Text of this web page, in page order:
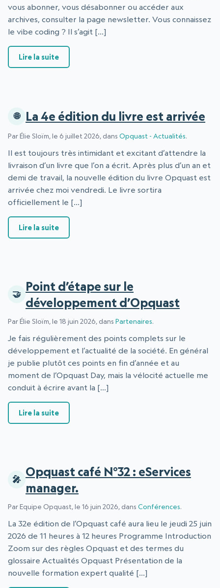
vous abonner, vous désabonner ou accéder aux
archives, consulter la page newsletter. Vous connaissez
le vibe coding ? Il s’agit […]
Lire la suite: Edito newsletter N°130 – Vibe coding : le
La 4e édition du livre est arrivée
Par Élie Sloïm, le 6 juillet 2026, dans Opquast - Actualités.
Il est toujours très intimidant et excitant d’attendre la
livraison d’un livre que l’on a écrit. Après plus d’un an et
demi de travail, la nouvelle édition du livre Opquast est
arrivée chez moi vendredi. Le livre sortira
officiellement le […]
Lire la suite: La 4e édition du livre est arrivée
Point d’étape sur le
développement d’Opquast
Par Élie Sloïm, le 18 juin 2026, dans Partenaires.
Je fais régulièrement des points complets sur le
développement et l’actualité de la société. En général
je publie plutôt ces points en fin d’année et au
moment de l’Opquast Day, mais la vélocité actuelle me
conduit à écrire avant la […]
Lire la suite: Point d’étape sur le développement
Opquast café N°32 : eServices
manager.
Par Equipe Opquast, le 16 juin 2026, dans Conférences.
La 32e édition de l’Opquast café aura lieu le jeudi 25 juin
2026 de 11 heures à 12 heures Programme Introduction
Zoom sur des règles Opquast et des termes du
glossaire Actualités Opquast Présentation de la
nouvelle formation expert qualité […]